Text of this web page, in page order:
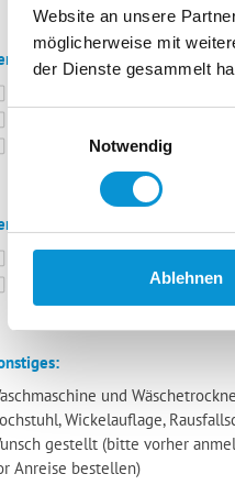
Website an unsere
möglicherweise mit
der Dienste gesammelt
Notwendig
Ablehnen
Brötchenservice
Vollpension möglich
und
Wickelauflage,
gestellt (bitte vorher
Anreise bestellen)